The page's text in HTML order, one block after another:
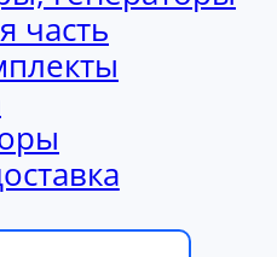
часть